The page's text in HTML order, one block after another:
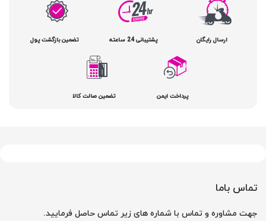
ارسال رایگان پشتیبانی 24 ساعته تضمین بازگشت پول
پرداخت ایمن تضمین صالت کالا
تماس باما
جهت مشاوره و تماس با شماره های زیر تماس حاصل فرمایید.